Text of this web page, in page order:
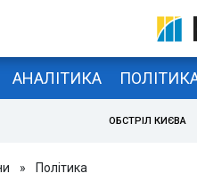
АНАЛІТИКА
ОБСТРІЛ КИЄВА
» Політика